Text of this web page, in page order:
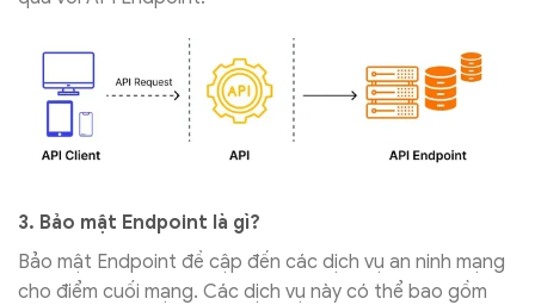
3. Bảo mật Endpoint là gì?
Bảo mật Endpoint đề cập đến các dịch vụ an ninh mạng
cho điểm cuối mạng. Các dịch vụ này có thể bao gồm